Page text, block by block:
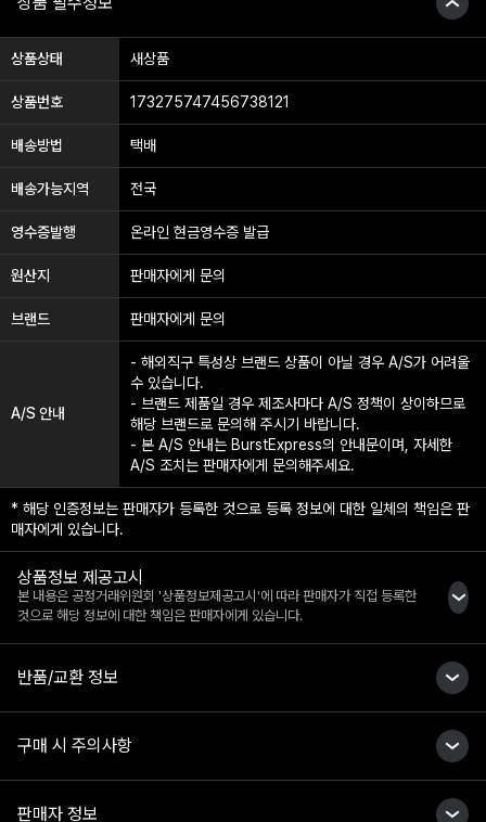
상품상태 새상품
상품번호 173275747456738121
배송방법 택배
배송가능지역 전국
영수증발행 온라인 현금영수증 발급
원산지 판매자에게 문의
브랜드 판매자에게 문의
A/S 안내
- 해외직구 특성상 브랜드 상품이 아닐 경우 A/S가 어려울
수 있습니다.
- 브랜드 제품일 경우 제조사마다 A/S 정책이 상이하므로
해당 브랜드로 문의해 주시기 바랍니다.
- 본 A/S 안내는 BurstExpress의 안내문이며, 자세한
A/S 조치는 판매자에게 문의해주세요.
* 해당 인증정보는 판매자가 등록한 것으로 등록 정보에 대한 일체의 책임은 판
매자에게 있습니다.
상품정보 제공고시
본 내용은 공정거래위원회 '상품정보제공고시'에 따라 판매자가 직접 등록한
것으로 해당 정보에 대한 책임은 판매자에게 있습니다.
반품/교환 정보
구매 시 주의사항
판매자 정보